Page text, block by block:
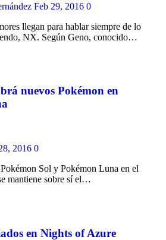
Feb 29, 2016 0
llegan para hablar siempre de lo
NX. Según Geno, conocido…
nuevos Pokémon en
2016 0
Sol y Pokémon Luna en el
mantiene sobre sí el…
en Nights of Azure